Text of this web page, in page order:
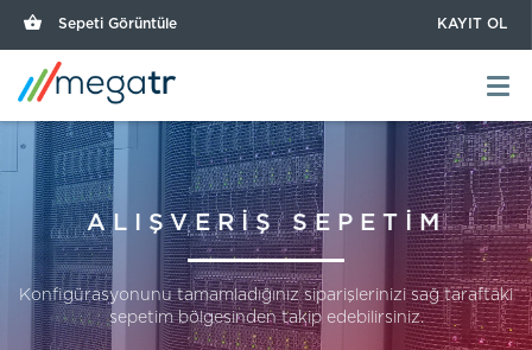
Sepeti Görüntüle KAYIT OL
ALIŞVERİŞ SEPETİM
Konfigürasyonunu tamamladığınız siparişlerinizi sağ taraftaki
sepetim bölgesinden takip edebilirsiniz.